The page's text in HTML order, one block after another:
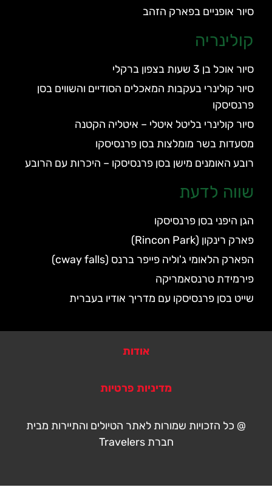
סיור אופניים בפארק הזהב
קולינריה
סיור אוכל בן 3 שעות בצפון ברקלי
סיור קולינרי בעקבות המאכלים הסודיים והשווים בסן
פרנסיסקו
סיור קולינרי בליטל איטלי – איטליה הקטנה
מסעדות בשר מומלצות בסן פרנסיסקו
רובע האומנים מישן בסן פרנסיסקו – היכרות עם הרובע
שווה לדעת
הגן היפני בסן פרנסיסקו
פארק רינקון (Rincon Park)
הפארק הלאומי ג'וליה פייפר ברנס (cway falls)
פירמידת טרנסאמריקה
שייט בסן פרנסיסקו עם מדריך אודיו בעברית
אודות
מדיניות פרטיות
@ כל הזכויות שמורות לאתר הטיולים והתיירות מבית
חברת Travelers